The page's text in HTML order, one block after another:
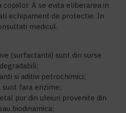
copiilor. A se evita eliberarea in
echipament de protectie. In
medicul.
(surfactantii) sunt din surse
si aditivi petrochimici;
fara enzime;
pur din uleiuri provenite din
biodinamica;